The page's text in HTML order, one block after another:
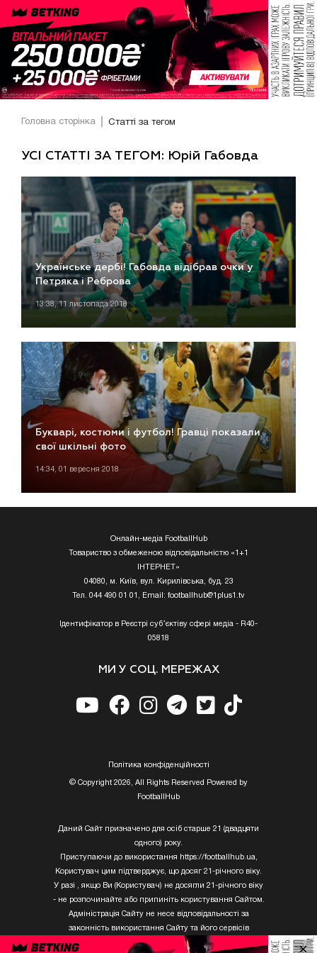
Головна сторінка Статті за тегом
УСІ СТАТТІ ЗА ТЕГОМ: Юрій Габовда
Українське дербі! Габовда відібрав очки у
Петряка і Реброва
13:38, 11 листопада 2018
Букварі, костюми і футбол! Гравці показали
свої шкільні фото
14:34, 01 вересня 2018
Онлайн-медіа FootballHub
Товариство з обмеженою відповідальністю «1+1
ІНТЕРНЕТ»
04080, м. Київ, вул. Кирилівська, буд. 23
Тел. 044 490 01 01, Email: footballhub@1plus1.tv
Ідентифікатор в Реєстрі суб’єктіву сфері медіа - R40-
05818
МИ У СОЦ. МЕРЕЖАХ
Полiтика конфiденцiйностi
© Copyright 2026, All Rights Reserved Powered by
FootballHub
Даний Сайт призначено для осіб старше 21 (двадцяти
одного) року.
Приступаючи до використання https://footballhub.ua,
Користувач цим підтверджує, що досяг 21-річного віку.
У разі , якщо Ви (Користувач) не досягли 21-річного віку
- не розпочинайте або припиніть користування Сайтом.
Адміністрація Сайту не несе відповідальності за
законність використання Сайту та його сервісів
Користувачем, який не досяг 21-річного віку.
×